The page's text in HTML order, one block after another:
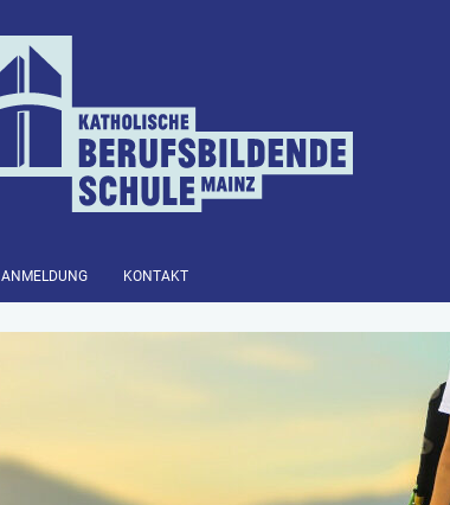
ANMELDUNG KONTAKT